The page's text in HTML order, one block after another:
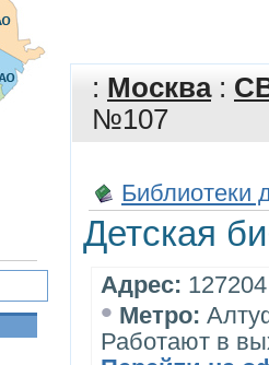
: Москва:
№107
Библиотеки
Детская
Адрес:
• Метро:
Работают в